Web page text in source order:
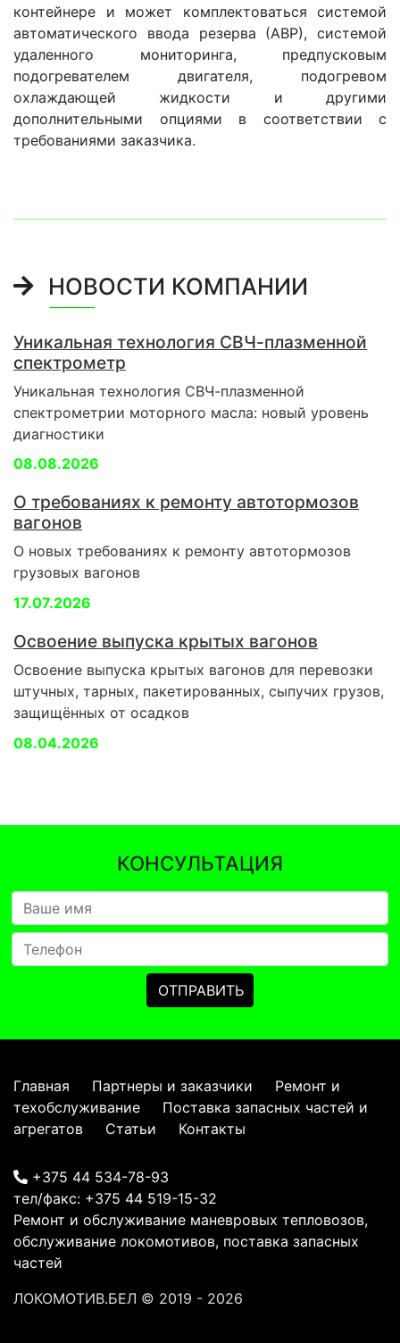
контейнере и может комплектоваться системой
автоматического ввода резерва (АВР), системой
удаленного мониторинга, предпусковым
подогревателем двигателя, подогревом
охлаждающей жидкости и другими
дополнительными опциями в соответствии с
требованиями заказчика.
НОВОСТИ КОМПАНИИ
Уникальная технология СВЧ-плазменной
спектрометр
Уникальная технология СВЧ-плазменной
спектрометрии моторного масла: новый уровень
диагностики
08.08.2026
О требованиях к ремонту автотормозов
вагонов
О новых требованиях к ремонту автотормозов
грузовых вагонов
17.07.2026
Освоение выпуска крытых вагонов
Освоение выпуска крытых вагонов для перевозки
штучных, тарных, пакетированных, сыпучих грузов,
защищённых от осадков
08.04.2026
КОНСУЛЬТАЦИЯ
Главная Партнеры и заказчики
Ремонт и
техобслуживание
Поставка запасных частей и
агрегатов
Статьи Контакты
+375 44 534-78-93
тел/факс: +375 44 519-15-32
Ремонт и обслуживание маневровых тепловозов,
обслуживание локомотивов, поставка запасных
частей
ЛОКОМОТИВ.БЕЛ © 2019 - 2026